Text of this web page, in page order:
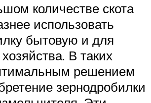
количестве скота
использовать
бытовую и для
В таких
решением
зернодробилки